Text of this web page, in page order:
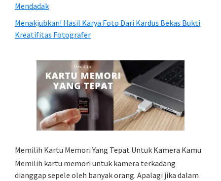
Mendadak
Menakjubkan! Hasil Karya Foto Dari Kardus Bekas Bukti
Kreatifitas Fotografer
Memilih Kartu Memori Yang Tepat Untuk Kamera Kamu
Memilih kartu memori untuk kamera terkadang
dianggap sepele oleh banyak orang. Apalagi jika dalam